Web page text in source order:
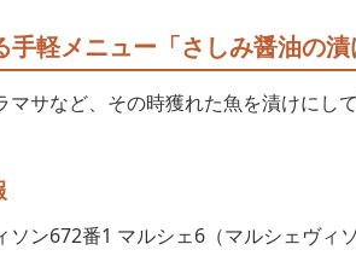
軽メニュー「さしみ醤油の漬
サなど、その時獲れた魚を漬けにし
ン672番1 マルシェ6（マルシェヴィソ